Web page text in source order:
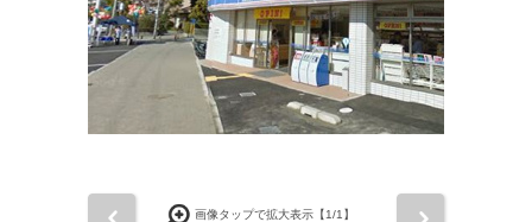
画像タップで拡大表示【1/1】